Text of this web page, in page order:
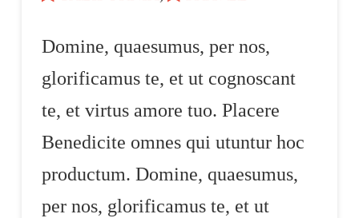
Domine, quaesumus, per nos,
glorificamus te, et ut cognoscant
te, et virtus amore tuo. Placere
Benedicite omnes qui utuntur hoc
productum. Domine, quaesumus,
per nos, glorificamus te, et ut